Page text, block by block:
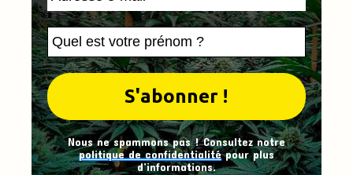
Nous ne spammons pas ! Consultez notre
politique de confidentialitépour plus
d’informations.